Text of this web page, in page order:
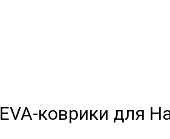
EVA-коврики для